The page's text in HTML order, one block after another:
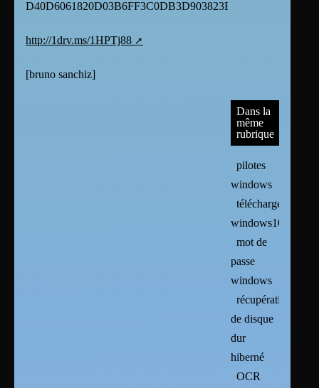
D40D6061820D03B6FF3C0DB3D903823EA9FB01EB
http://1drv.ms/1HPTj88
[bruno sanchiz]
Dans la
même
rubrique
pilotes
windows
télécharger
windows10
mot de
passe
windows
récupération
de disque
dur
hiberné
OCR